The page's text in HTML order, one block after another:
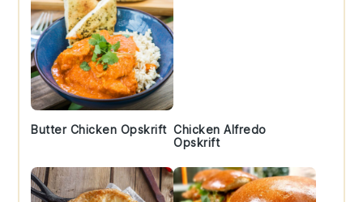
Butter Chicken Opskrift Chicken Alfredo
Opskrift